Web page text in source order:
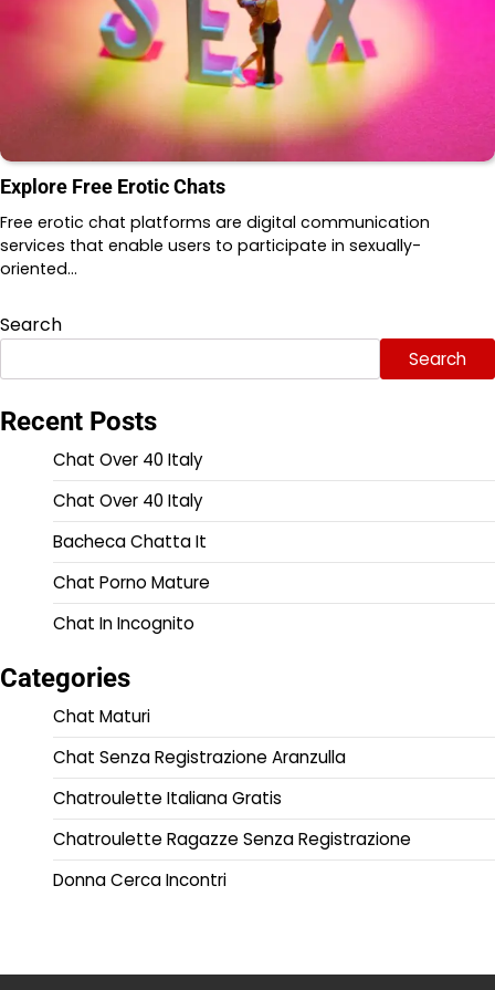
Explore Free Erotic Chats
Free erotic chat platforms are digital communication
services that enable users to participate in sexually-
oriented…
Search
Search
Recent Posts
Chat Over 40 Italy
Chat Over 40 Italy
Bacheca Chatta It
Chat Porno Mature
Chat In Incognito
Categories
Chat Maturi
Chat Senza Registrazione Aranzulla
Chatroulette Italiana Gratis
Chatroulette Ragazze Senza Registrazione
Donna Cerca Incontri